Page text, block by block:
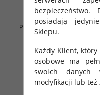
Piżama damska Roz
Mix kolor Paczka 12 szt
32.00 zł
szczegóły
posiadają
Sklepu.
Każdy Klient,
osobowe ma
swoich
modyfikacji lub